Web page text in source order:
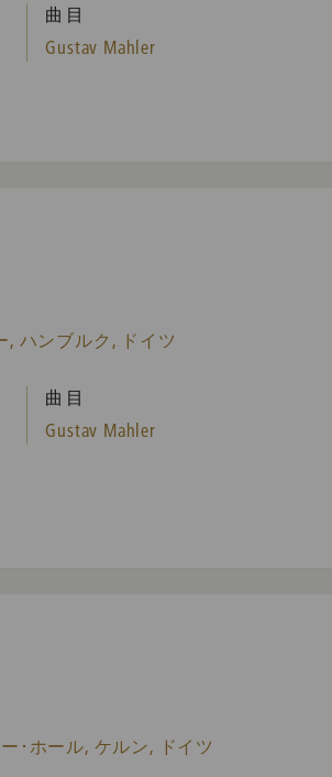
曲目
Gustav Mahler
, ハンブルク, ドイツ
曲目
Gustav Mahler
･ホール, ケルン, ドイツ